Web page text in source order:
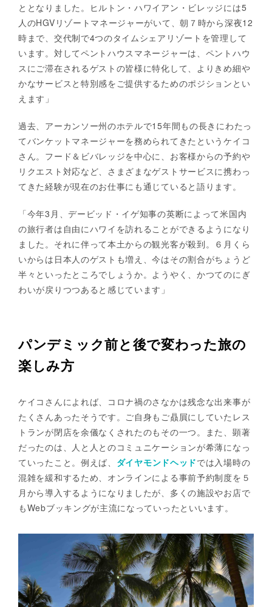
ととなりました。ヒルトン・ハワイアン・ビレッジには5
人のHGVリゾートマネージャーがいて、朝７時から深夜12
時まで、交代制で4つのタイムシェアリゾートを管理して
います。対してペントハウスマネージャーは、ペントハウ
スにご滞在されるゲストの皆様に特化して、よりきめ細や
かなサービスと特別感をご提供するためのポジションとい
えます」
過去、アーカンソー州のホテルで15年間もの長きにわたっ
てバンケットマネージャーを務められてきたというケイコ
さん。フード＆ビバレッジを中心に、お客様からの予約や
リクエスト対応など、さまざまなゲストサービスに携わっ
てきた経験が現在のお仕事にも通じていると語ります。
「今年3月、デービッド・イゲ知事の英断によって米国内
の旅行者は自由にハワイを訪れることができるようになり
ました。それに伴って本土からの観光客が殺到。６月くら
いからは日本人のゲストも増え、今はその割合がちょうど
半々といったところでしょうか。ようやく、かつてのにぎ
わいが戻りつつあると感じています」
パンデミック前と後で変わった旅の
楽しみ方
ケイコさんによれば、コロナ禍のさなかは残念な出来事が
たくさんあったそうです。ご自身もご贔屓にしていたレス
トランが閉店を余儀なくされたのもその一つ。また、顕著
だったのは、人と人とのコミュニケーションが希薄になっ
ていったこと。例えば、 ダイヤモンドヘッドでは入場時の
混雑を緩和するため、オンラインによる事前予約制度を５
月から導入するようになりましたが、多くの施設やお店で
もWebブッキングが主流になっていったといいます。